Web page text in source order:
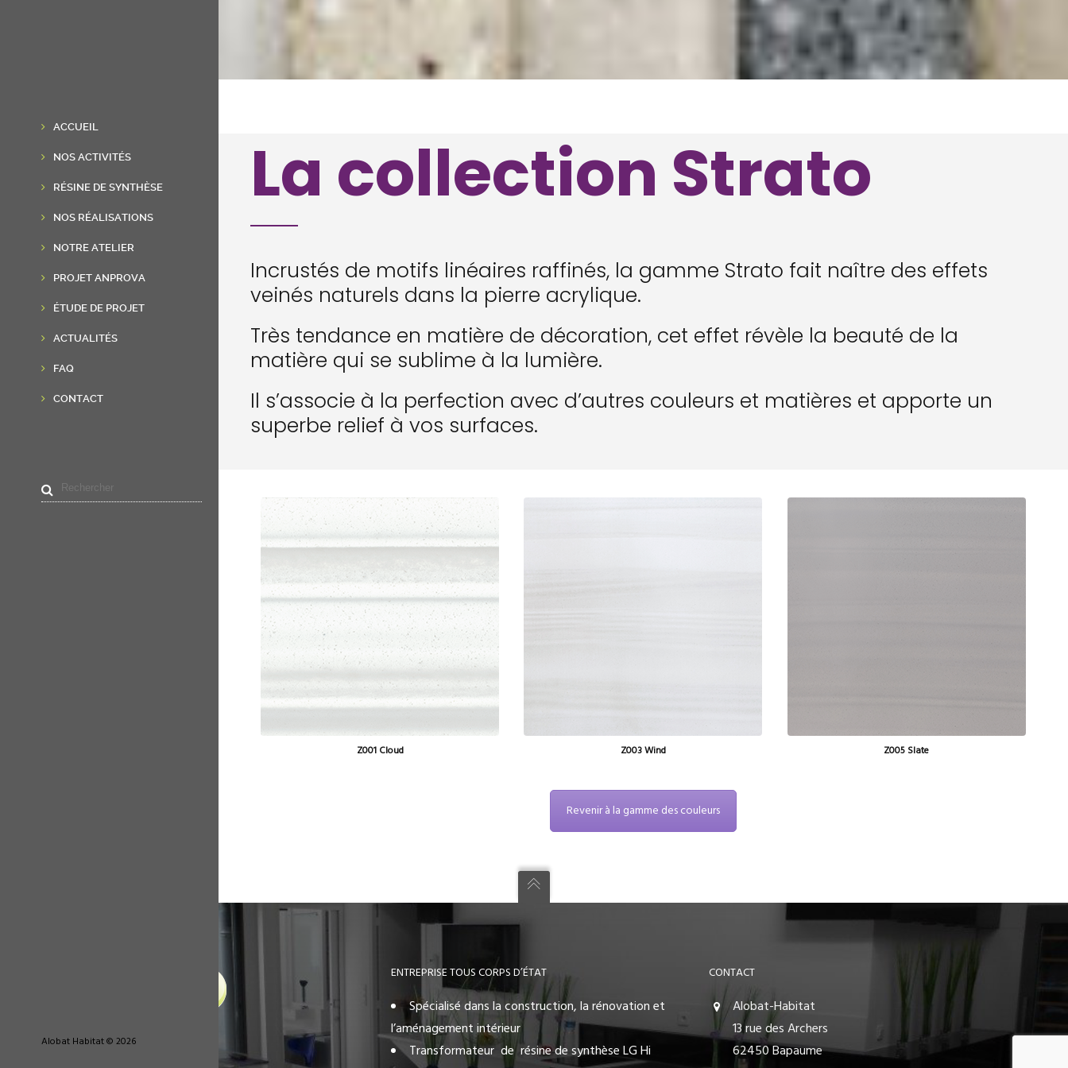
ACCUEIL
NOS ACTIVITÉS
RÉSINE DE SYNTHÈSE
NOS RÉALISATIONS
NOTRE ATELIER
PROJET ANPROVA
ÉTUDE DE PROJET
ACTUALITÉS
FAQ
CONTACT
Alobat Habitat © 2026
La collection Strato
Incrustés de motifs linéaires raffinés, la gamme Strato fait naître des effets
veinés naturels dans la pierre acrylique.
Très tendance en matière de décoration, cet effet révèle la beauté de la
matière qui se sublime à la lumière.
Il s’associe à la perfection avec d’autres couleurs et matières et apporte un
superbe relief à vos surfaces.
Z001 Cloud Z003 Wind Z005 Slate
Revenir à la gamme des couleurs
ENTREPRISE TOUS CORPS D’ÉTAT
Spécialisé dans la construction, la rénovation et
l’aménagement intérieur
Transformateur de résine de synthèse LG Hi
CONTACT
Alobat-Habitat
13 rue des Archers
62450 Bapaume